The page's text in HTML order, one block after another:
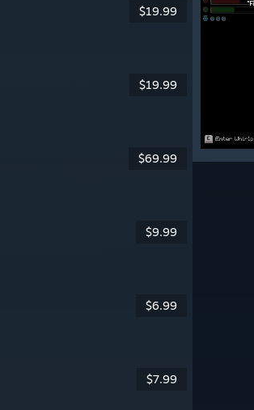
$19.99
$19.99
$69.99
$9.99
$6.99
$7.99